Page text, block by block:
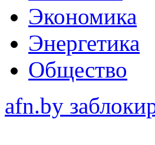
Экономика
Энергетика
Общество
afn.by